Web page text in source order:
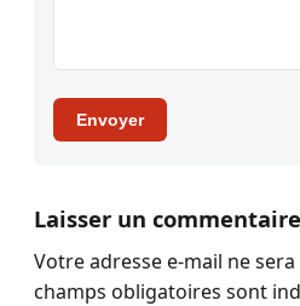
Envoyer
Laisser un commentaire
Votre adresse e-mail ne
champs obligatoires sont